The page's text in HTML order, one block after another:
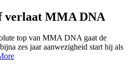
verlaat MMA DNA
top van MMA DNA gaat de
zes jaar aanwezigheid start hij als